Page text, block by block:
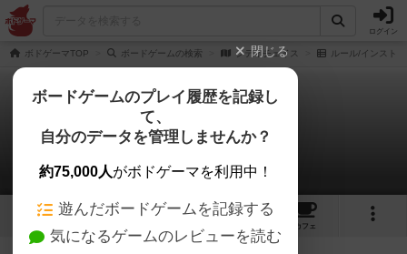
ログイン
ボドゲーマTOP ボードゲームの検索 シティチェイス ルール/インスト
シティチェイス
0件のルール/インスト
6 1 8
カフェ
閉じる
ボードゲームのプレイ履歴を記録し
て、
自分のデータを管理しませんか？
約75,000人がボドゲーマを利用中！
遊んだボードゲームを記録する
気になるゲームのレビューを読む